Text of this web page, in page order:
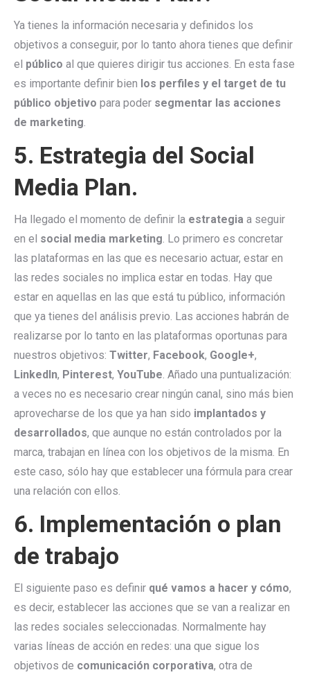
Ya tienes la información necesaria y definidos los
objetivos a conseguir, por lo tanto ahora tienes que definir
el público al que quieres dirigir tus acciones. En esta fase
es importante definir bien los perfiles y el target de tu
público objetivo para poder segmentar las acciones
de marketing.
5. Estrategia del Social
Media Plan.
Ha llegado el momento de definir la estrategia a seguir
en el social media marketing. Lo primero es concretar
las plataformas en las que es necesario actuar, estar en
las redes sociales no implica estar en todas. Hay que
estar en aquellas en las que está tu público, información
que ya tienes del análisis previo. Las acciones habrán de
realizarse por lo tanto en las plataformas oportunas para
nuestros objetivos: Twitter, Facebook, Google+,
LinkedIn, Pinterest, YouTube. Añado una puntualización:
a veces no es necesario crear ningún canal, sino más bien
aprovecharse de los que ya han sido implantados y
desarrollados, que aunque no están controlados por la
marca, trabajan en línea con los objetivos de la misma. En
este caso, sólo hay que establecer una fórmula para crear
una relación con ellos.
6. Implementación o plan
de trabajo
El siguiente paso es definir qué vamos a hacer y cómo,
es decir, establecer las acciones que se van a realizar en
las redes sociales seleccionadas. Normalmente hay
varias líneas de acción en redes: una que sigue los
objetivos de comunicación corporativa, otra de